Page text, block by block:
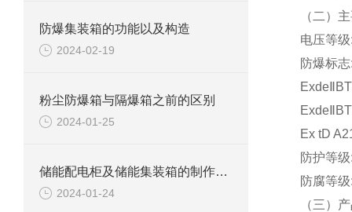
防爆集装箱的功能以及构造
2024-02-19
粉尘防爆箱与隔爆箱之前的区别
2024-01-25
储能配电柜及储能集装箱的制作方法
2024-01-24
（二）
电压等
防爆标
Ex tD
防护等
防腐等
（三）